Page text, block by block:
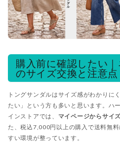
購入前に確認したい
のサイズ交換と注意点
トングサンダルはサイズ感がわかりに
たい」という方も多いと思います。ハ
インストアでは、 マイページからサイ
た、税込7,000円以上の購入で送料無
すい環境が整っています。